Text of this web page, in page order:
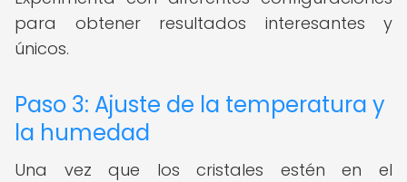
para obtener resultados interesantes y
únicos.
Paso 3: Ajuste de la temperatura y
la humedad
Una vez que los cristales estén en el